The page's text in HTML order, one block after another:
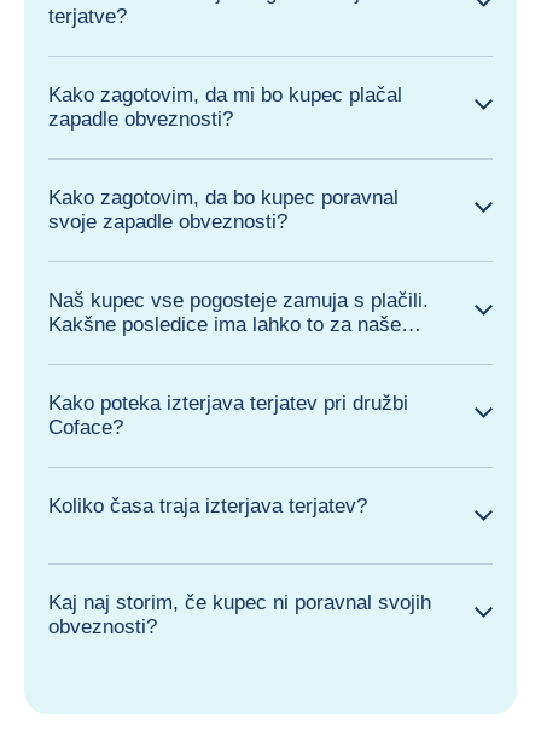
terjatve?
Kako zagotovim, da mi bo kupec plačal
zapadle obveznosti?
Kako zagotovim, da bo kupec poravnal
svoje zapadle obveznosti?
Naš kupec vse pogosteje zamuja s plačili.
Kakšne posledice ima lahko to za naše
Kako poteka izterjava terjatev pri družbi
Coface?
Koliko časa traja izterjava terjatev?
Kaj naj storim, če kupec ni poravnal svojih
obveznosti?